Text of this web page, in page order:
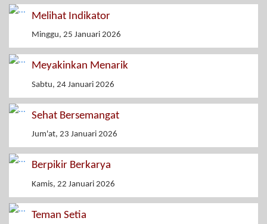
Melihat Indikator
Minggu, 25 Januari 2026
Meyakinkan Menarik
Sabtu, 24 Januari 2026
Sehat Bersemangat
Jum'at, 23 Januari 2026
Berpikir Berkarya
Kamis, 22 Januari 2026
Teman Setia